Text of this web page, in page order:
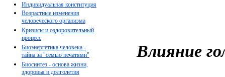
Влияние
Индивидуальная конституция
Возрастные изменения
человеческого организма
Кризисы и оздоровительный
процесс
Биоэнергетика человека -
тайна за "семью печатями"
Биосинтез - основа жизни,
здоровья и долголетия